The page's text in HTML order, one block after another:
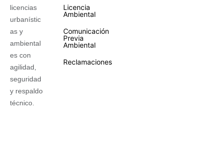
licencias
urbanístic
as y
ambiental
es con
agilidad,
seguridad
y respaldo
técnico.
Licencia
Ambiental
Comunicación
Previa
Ambiental
Reclamaciones